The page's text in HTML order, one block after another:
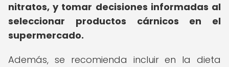
nitratos, y tomar decisiones informadas al
seleccionar productos cárnicos en el
supermercado.
Además, se recomienda incluir en la dieta